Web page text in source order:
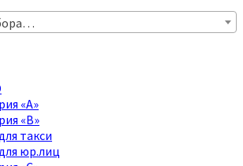
«A»
«B»
такси
юр.лиц